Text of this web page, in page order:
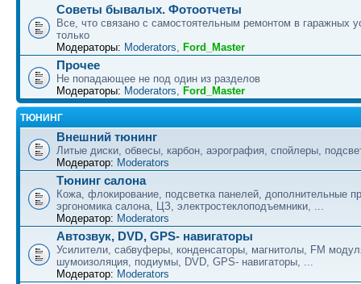
Советы бывалых. Фотоотчеты
Все, что связано с самостоятельным ремонтом в гаражных
только
Модераторы: Moderators, Ford_Master
Прочее
Не попадающее не под один из разделов
Модераторы: Moderators, Ford_Master
ТЮНИНГ
Внешний тюнинг
Литые диски, обвесы, карбон, аэрография, спойлеры,
Модератор: Moderators
Тюнинг салона
Кожа, флокирование, подсветка панелей, дополнительные
эргономика салона, ЦЗ, электростеклоподъемники, ...
Модератор: Moderators
Автозвук, DVD, GPS- навигаторы
Усилители, сабвуферы, конденсаторы, магнитолы, FM
шумоизоляция, подиумы, DVD, GPS- навигаторы, ...
Модератор: Moderators